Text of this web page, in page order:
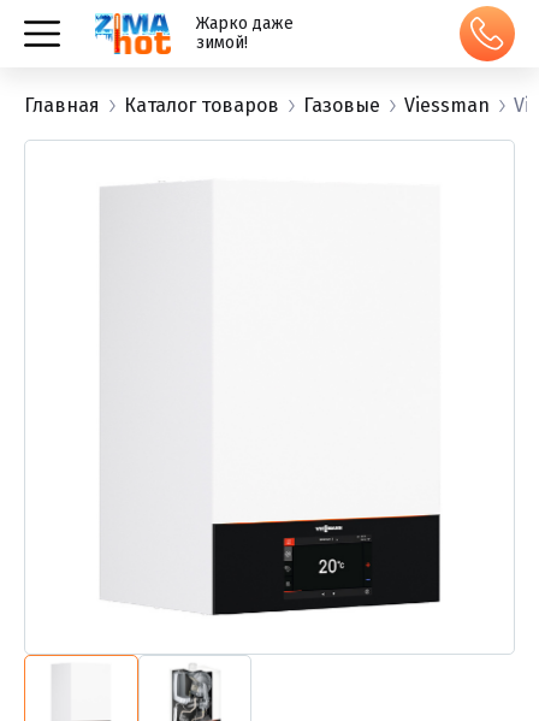
Жарко даже
зимой!
Главная Каталог товаров Газовые Viessman